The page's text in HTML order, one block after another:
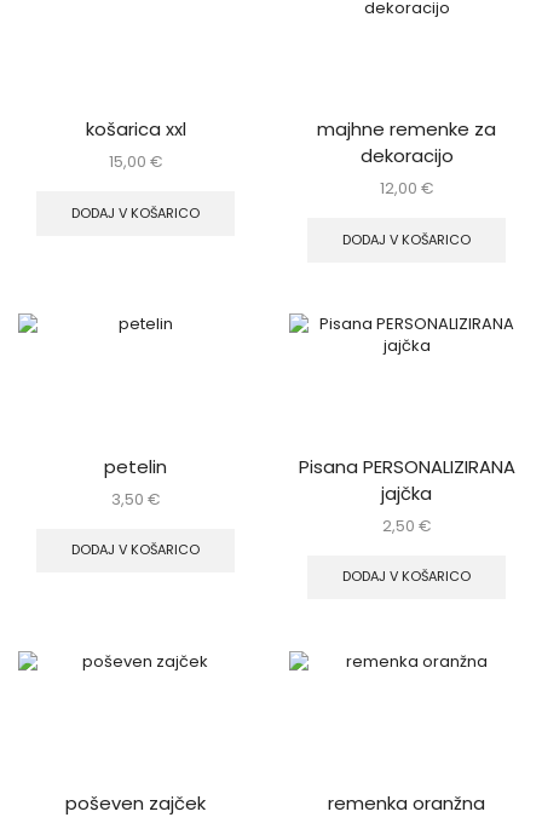
košarica xxl
15,00 €
DODAJ V KOŠARICO
majhne remenke za
dekoracijo
12,00 €
DODAJ V KOŠARICO
petelin
3,50 €
DODAJ V KOŠARICO
Pisana PERSONALIZIRANA
jajčka
2,50 €
DODAJ V KOŠARICO
poševen zajček remenka oranžna